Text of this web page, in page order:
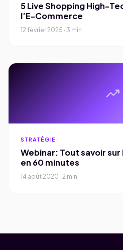
5 Live Shopping High-
l’E-Commerce
12 février 2025 · 3 min
trending_up
STRATÉGIE
Webinar: Tout savoir
en 60 minutes
14 août 2020 · 2 min